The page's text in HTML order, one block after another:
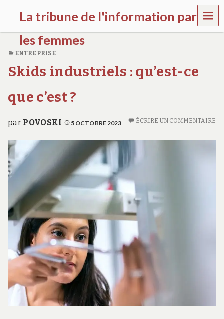
La tribune de l'information par
les femmes
a
t
i
b
n
w
o
m
e
a
a
d
s
.
f
MEN
U
ENTREPRISE
Skids industriels : qu’est-ce
que c’est ?
par POVOSKI 5 OCTOBRE 2023 ÉCRIRE UN COMMENTAIRE